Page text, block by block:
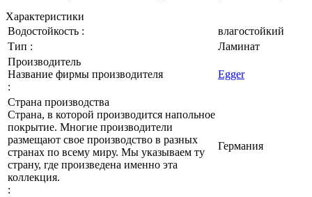
Характеристики
Водостойкость :
влагостойкий
Тип :
Ламинат
Производитель
Название фирмы производителя
:
Egger
Страна производства
Страна, в которой производится напольное
покрытие. Многие производители
размещают свое производство в разных
странах по всему миру. Мы указываем ту
страну, где произведена именно эта
коллекция.
:
Германия